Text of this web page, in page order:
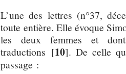
L’une des lettres (n°37,
toute entière. Elle évoque
les deux femmes et dont
traductions [10]. De celle
passage :